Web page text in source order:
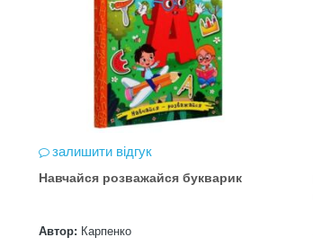
залишити відгук
Навчайся розважайся букварик
Автор: Карпенко